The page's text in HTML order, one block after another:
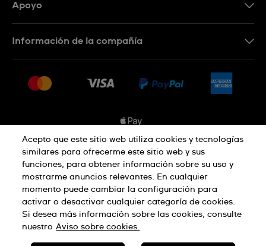
Apoyo
Devoluciones
Sistema de información
Desistimiento del contrato
Información de la compañía
Empleo
Aviso de privacidad Aviso sobre cookies
Términos de uso
SWISS MADE
Acepto que este sitio web utiliza cookies y tecnologías
similares para ofrecerme este sitio web y sus
funciones, para obtener información sobre su uso y
mostrarme anuncios relevantes. En cualquier
momento puede cambiar la configuración para
activar o desactivar cualquier categoría de cookies.
Si desea más información sobre las cookies, consulte
nuestro Aviso sobre cookies.